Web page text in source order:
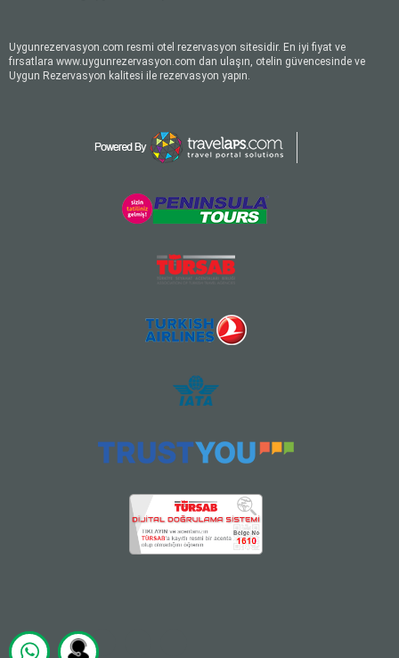
Uygunrezervasyon.com resmi otel rezervasyon sitesidir. En iyi fiyat ve
fırsatlara www.uygunrezervasyon.com dan ulaşın, otelin güvencesinde ve
Uygun Rezervasyon kalitesi ile rezervasyon yapın.